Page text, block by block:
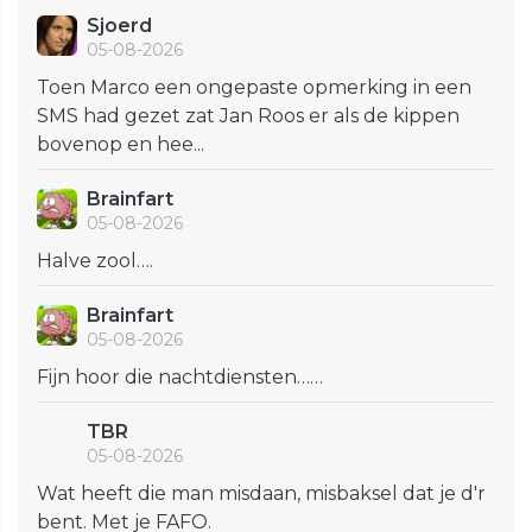
Sjoerd
05-08-2026
Toen Marco een ongepaste opmerking in een
SMS had gezet zat Jan Roos er als de kippen
bovenop en hee...
Brainfart
05-08-2026
Halve zool….
Brainfart
05-08-2026
Fijn hoor die nachtdiensten……
TBR
05-08-2026
Wat heeft die man misdaan, misbaksel dat je d'r
bent. Met je FAFO.